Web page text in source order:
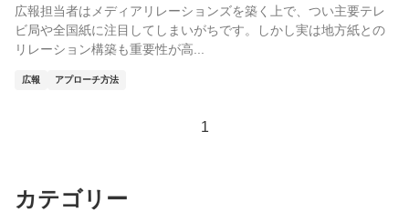
広報担当者はメディアリレーションズを築く上で、つい主要テレ
ビ局や全国紙に注目してしまいがちです。しかし実は地方紙との
リレーション構築も重要性が高...
広報 アプローチ方法
1
カテゴリー